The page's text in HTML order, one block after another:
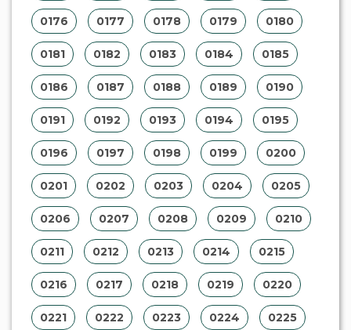
0176 0177 0178 0179 0180
0181 0182 0183 0184 0185
0186 0187 0188 0189 0190
0191 0192 0193 0194 0195
0196 0197 0198 0199 0200
0201 0202 0203 0204 0205
0206 0207 0208 0209 0210
0211 0212 0213 0214 0215
0216 0217 0218 0219 0220
0221 0222 0223 0224 0225